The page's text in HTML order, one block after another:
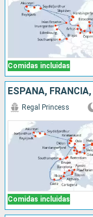
Comidas incluidas
Comidas incluidas
Regal Princess